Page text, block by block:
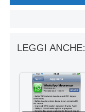
LEGGI ANCHE: